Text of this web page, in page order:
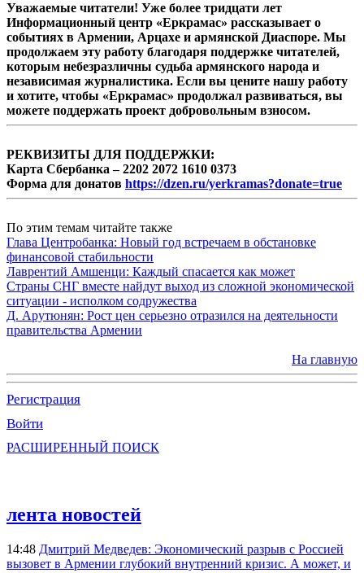
Уважаемые читатели! Уже более тридцати лет
Информационный центр «Еркрамас» рассказывает о
событиях в Армении, Арцахе и армянской Диаспоре. Мы
продолжаем эту работу благодаря поддержке читателей,
которым небезразличны судьба армянского народа и
независимая журналистика. Если вы цените нашу работу
и хотите, чтобы «Еркрамас» продолжал развиваться, вы
можете поддержать проект добровольным взносом.
РЕКВИЗИТЫ ДЛЯ ПОДДЕРЖКИ:
Карта Сбербанка – 2202 2072 1610 0373
Форма для донатов https://dzen.ru/yerkramas?donate=true
По этим темам читайте также
Глава Центробанка: Новый год встречаем в обстановке
финансовой стабильности
Лаврентий Амшенци: Каждый спасается как может
Страны СНГ вместе найдут выход из сложной экономической
ситуации - исполком содружества
Д. Арутюнян: Рост цен серьезно отразился на деятельности
правительства Армении
На главную
Регистрация
Войти
РАСШИРЕННЫЙ ПОИСК
лента новостей
14:48 Дмитрий Медведев: Экономический разрыв с Россией
вызовет в Армении глубокий внутренний кризис. А может, и